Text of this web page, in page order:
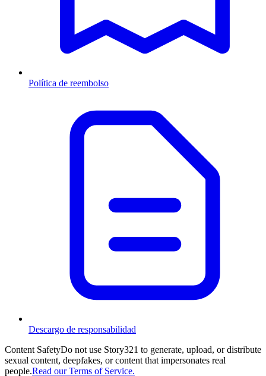
Política de reembolso
Descargo de responsabilidad
Content SafetyDo not use Story321 to generate, upload, or distribute
sexual content, deepfakes, or content that impersonates real
people.Read our Terms of Service.